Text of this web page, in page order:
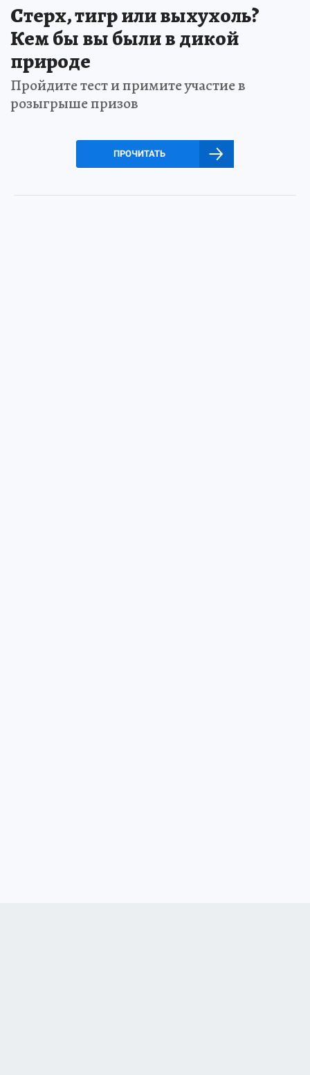
Стерх, тигр или выхухоль?
Кем бы вы были в дикой
природе
Пройдите тест и примите участие в
розыгрыше призов
ПРОЧИТАТЬ